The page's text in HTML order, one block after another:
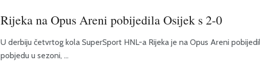
Rijeka na Opus Areni pobijedila Osijek s 2-0
U derbiju četvrtog kola SuperSport HNL-a Rijeka je na Opus Areni
pobjedu u sezoni, ...